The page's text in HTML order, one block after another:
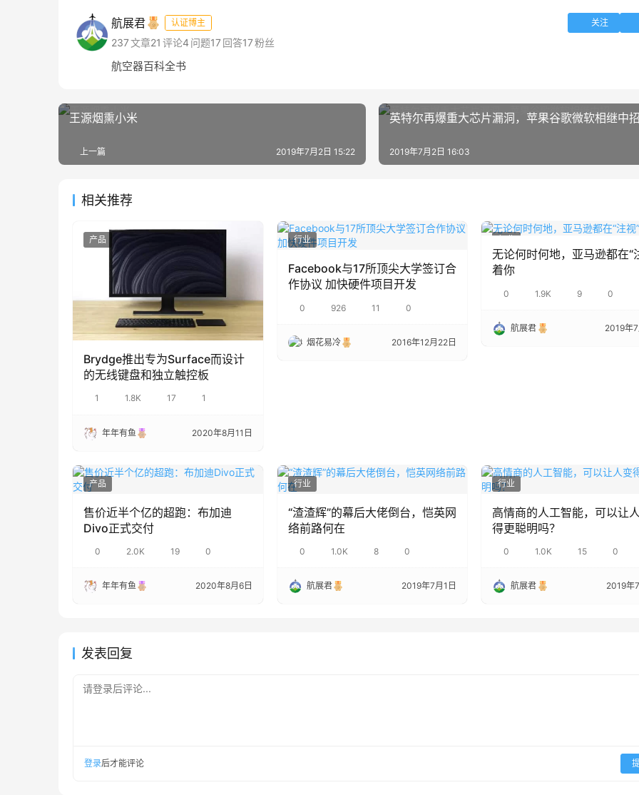
航展君 认证博主 关注
237文章21 评论4 问题17回答17粉丝
航空器百科全书
王源烟熏小米
上一篇 2019年7月2日 15:22
英特尔再爆重大芯片漏洞，苹果谷歌微软相继中招
2019年7月2日 16:03
相关推荐
产品
Brydge推出专为Surface而设计
的无线键盘和独立触控板
1 1.8K 17 1
年年有鱼 2020年8月11日
行业
Facebook与17所顶尖大学签订合
作协议 加快硬件项目开发
0 926 11 0
烟花易冷 2016年12月22日
无论何时何地，亚马逊都在“
着你
0 1.9K 9 0
航展君 2019年
产品
售价近半个亿的超跑：布加迪
Divo正式交付
0 2.0K 19 0
年年有鱼 2020年8月6日
行业
“渣渣辉”的幕后大佬倒台，恺英网
络前路何在
0 1.0K 8 0
航展君 2019年7月1日
行业
高情商的人工智能，可以让
得更聪明吗？
0 1.0K 15 0
航展君 2019年
发表回复
请登录后评论...
登录后才能评论